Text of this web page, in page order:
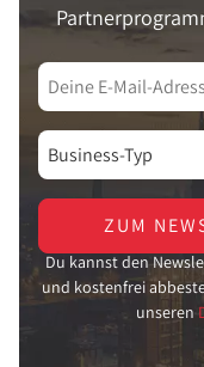
ZUM
Du kannst den
und kostenfrei
unseren